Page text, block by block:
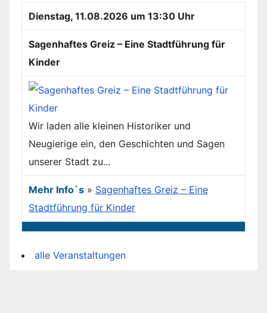
Dienstag, 11.08.2026 um 13:30 Uhr
Sagenhaftes Greiz – Eine Stadtführung für
Kinder
Wir laden alle kleinen Historiker und
Neugierige ein, den Geschichten und Sagen
unserer Stadt zu...
Mehr Info`s » Sagenhaftes Greiz – Eine
Stadtführung für Kinder
alle Veranstaltungen